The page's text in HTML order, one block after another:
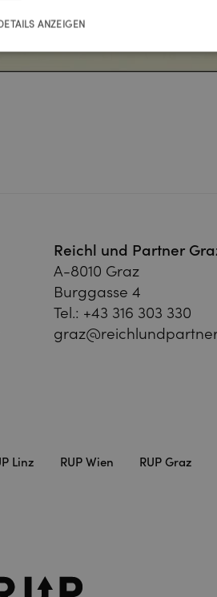
Reichl und Partner
A-8010 Graz
Burggasse 4
Tel.: +43 316 303 330
Linz RUP Wien
RUP Graz
ANZEIGEN